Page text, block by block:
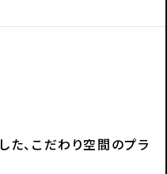
た、こだわり空間のプラ